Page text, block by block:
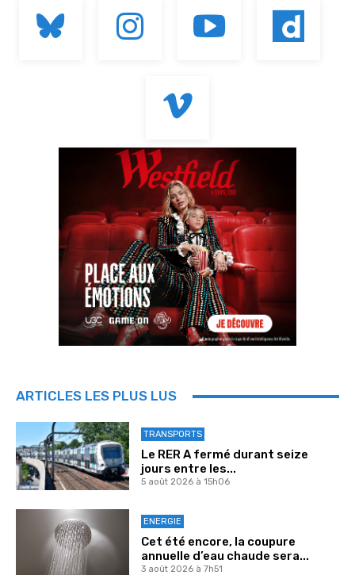
ARTICLES LES PLUS LUS
TRANSPORTS
Le RER A fermé durant seize
jours entre les...
5 août 2026 à 15h06
ENERGIE
Cet été encore, la coupure
annuelle d’eau chaude sera...
3 août 2026 à 7h51